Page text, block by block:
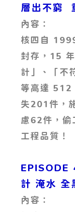
層出不窮
內
核四自
封存，15
計」、「不
等高達 512
失201件，
慮62件，偷
工程品質！
EPISODE
計 淹水 全
內